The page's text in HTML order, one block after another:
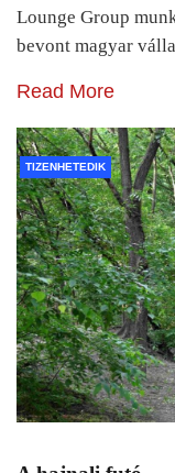
Lounge Group
bevont magyar
Read More
TIZENHETEDIK